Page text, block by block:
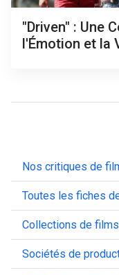
"Driven" : Une
l'Émotion et la
Nos critiques de
Toutes les fiches
Collections de films
Sociétés de